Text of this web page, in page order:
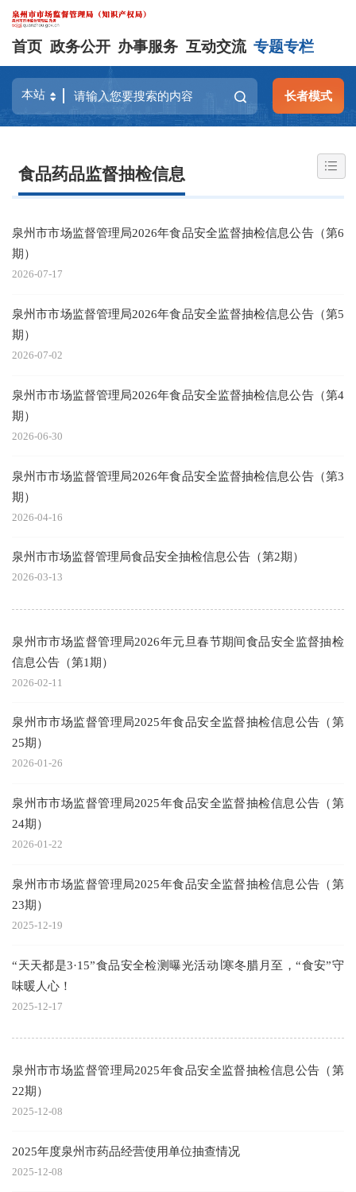
首页 政务公开 办事服务 互动交流 专题专栏
长者模式
食品药品监督抽检信息
泉州市市场监督管理局2026年食品安全监督抽检信息公告（第6
期）
2026-07-17
泉州市市场监督管理局2026年食品安全监督抽检信息公告（第5
期）
2026-07-02
泉州市市场监督管理局2026年食品安全监督抽检信息公告（第4
期）
2026-06-30
泉州市市场监督管理局2026年食品安全监督抽检信息公告（第3
期）
2026-04-16
泉州市市场监督管理局食品安全抽检信息公告（第2期）
2026-03-13
泉州市市场监督管理局2026年元旦春节期间食品安全监督抽检
信息公告（第1期）
2026-02-11
泉州市市场监督管理局2025年食品安全监督抽检信息公告（第
25期）
2026-01-26
泉州市市场监督管理局2025年食品安全监督抽检信息公告（第
24期）
2026-01-22
泉州市市场监督管理局2025年食品安全监督抽检信息公告（第
23期）
2025-12-19
“天天都是3·15”食品安全检测曝光活动∣寒冬腊月至，“食安”守
味暖人心！
2025-12-17
泉州市市场监督管理局2025年食品安全监督抽检信息公告（第
22期）
2025-12-08
2025年度泉州市药品经营使用单位抽查情况
2025-12-08